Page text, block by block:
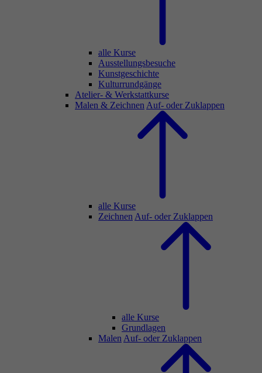
alle Kurse
Ausstellungsbesuche
Kunstgeschichte
Kulturrundgänge
Atelier- & Werkstattkurse
Malen & Zeichnen Auf- oder Zuklappen
alle Kurse
Zeichnen Auf- oder Zuklappen
alle Kurse
Grundlagen
Malen Auf- oder Zuklappen